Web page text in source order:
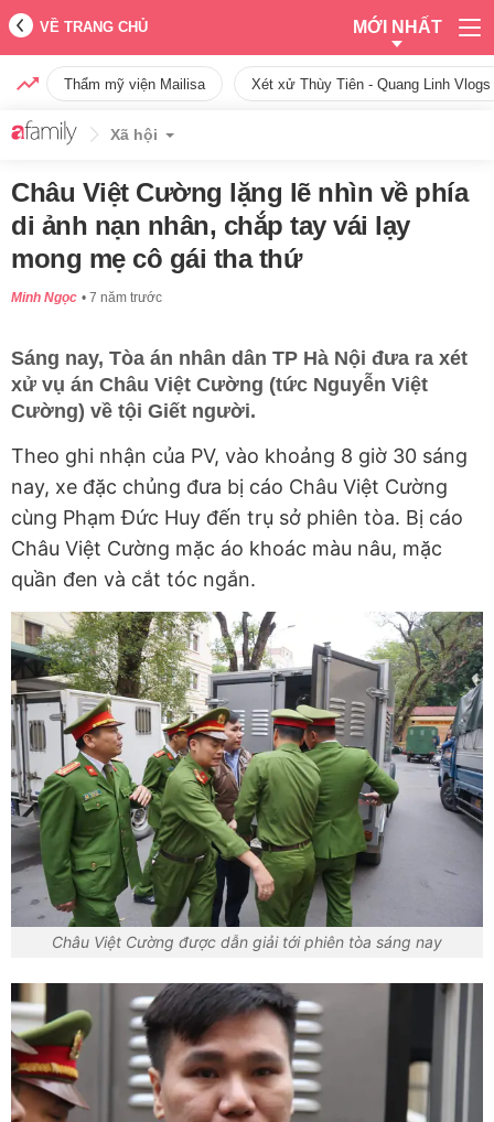
VỀ TRANG CHỦ MỚI NHẤT
Thẩm mỹ viện Mailisa Xét xử Thùy Tiên - Quang Linh
Xã hội
Châu Việt Cường lặng lẽ nhìn về phía
di ảnh nạn nhân, chắp tay vái lạy
mong mẹ cô gái tha thứ
Minh Ngọc 7 năm trước
Sáng nay, Tòa án nhân dân TP Hà Nội đưa ra xét
xử vụ án Châu Việt Cường (tức Nguyễn Việt
Cường) về tội Giết người.
Theo ghi nhận của PV, vào khoảng 8 giờ 30 sáng
nay, xe đặc chủng đưa bị cáo Châu Việt Cường
cùng Phạm Đức Huy đến trụ sở phiên tòa. Bị cáo
Châu Việt Cường mặc áo khoác màu nâu, mặc
quần đen và cắt tóc ngắn.
Châu Việt Cường được dẫn giải tới phiên tòa sáng nay